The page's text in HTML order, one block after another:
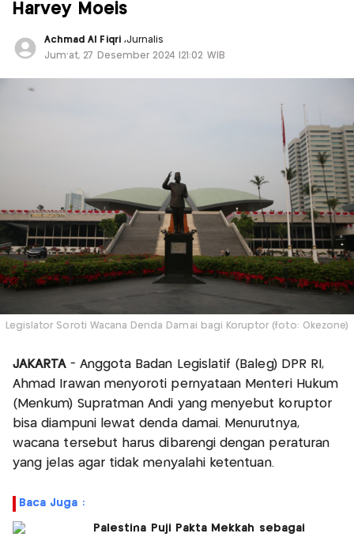
Harvey Moeis
Achmad Al Fiqri ,Jurnalis
Jum'at, 27 Desember 2024 |21:02 WIB
Legislator Soroti Wacana Denda Damai bagi Koruptor (foto: Okezone)
JAKARTA - Anggota Badan Legislatif (Baleg) DPR RI,
Ahmad Irawan menyoroti pernyataan Menteri Hukum
(Menkum) Supratman Andi yang menyebut koruptor
bisa diampuni lewat denda damai. Menurutnya,
wacana tersebut harus dibarengi dengan peraturan
yang jelas agar tidak menyalahi ketentuan.
Baca Juga :
Palestina Puji Pakta Mekkah sebagai